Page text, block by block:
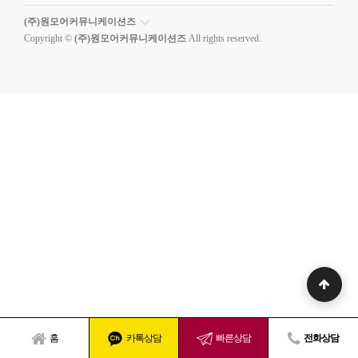
홈 카톡상담 빠른상담 전화상담
(주)원모어커뮤니케이션즈
Copyright © (주)원모어커뮤니케이션즈 All rights reserved.